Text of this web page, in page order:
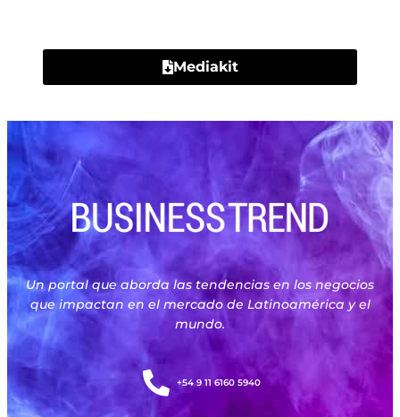
Mediakit
Un portal que aborda las tendencias en los negocios
que impactan en el mercado de Latinoamérica y el
mundo.
+54 9 11 6160 5940